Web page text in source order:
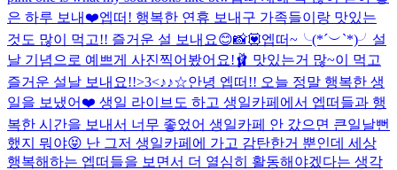
은 하루 보내❤️엡떠! 행복한 연휴 보내구 가족들이랑 맛있는
것도 많이 먹고!! 즐거운 설 보내요😊📸💟엡떠~╰(*´︶`*)╯설
날 기념으로 예쁘게 사진찍어봤어요!🩰 맛있는거 많~이 먹고
즐거운 설날 보내요!!>3<♪♪☆안녕 엡떠!! 오늘 정말 행복한 생
일을 보냈어❤️ 생일 라이브도 하고 생일카페에서 엡떠들과 행
복한 시간을 보내서 너무 좋었어 생일카페 안 갔으면 큰일날뻔
했지 뭐야😝 난 그저 생일카페에 가고 감탄한거 뿐인데 세상
행복해하는 엡떠들을 보면서 더 열심히 활동해야겠다는 생각